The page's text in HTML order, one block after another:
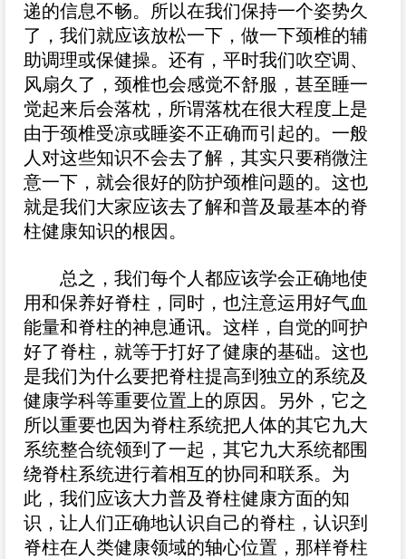
递的信息不畅。所以在我们保持一个姿势久
了，我们就应该放松一下，做一下颈椎的辅
助调理或保健操。还有，平时我们吹空调、
风扇久了，颈椎也会感觉不舒服，甚至睡一
觉起来后会落枕，所谓落枕在很大程度上是
由于颈椎受凉或睡姿不正确而引起的。一般
人对这些知识不会去了解，其实只要稍微注
意一下，就会很好的防护颈椎问题的。这也
就是我们大家应该去了解和普及最基本的脊
柱健康知识的根因。
总之，我们每个人都应该学会正确地使
用和保养好脊柱，同时，也注意运用好气血
能量和脊柱的神息通讯。这样，自觉的呵护
好了脊柱，就等于打好了健康的基础。这也
是我们为什么要把脊柱提高到独立的系统及
健康学科等重要位置上的原因。另外，它之
所以重要也因为脊柱系统把人体的其它九大
系统整合统领到了一起，其它九大系统都围
绕脊柱系统进行着相互的协同和联系。为
此，我们应该大力普及脊柱健康方面的知
识，让人们正确地认识自己的脊柱，认识到
脊柱在人类健康领域的轴心位置，那样脊柱